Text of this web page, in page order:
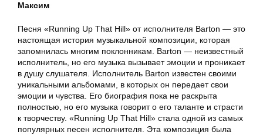
Максим
Песня «Running Up That Hill» от исполнителя Barton — это
настоящая история музыкальной композиции, которая
запомнилась многим поклонникам. Barton — неизвестный
исполнитель, но его музыка вызывает эмоции и проникает
в душу слушателя. Исполнитель Barton известен своими
уникальными альбомами, в которых он передает свои
эмоции и чувства. Его биография пока не раскрыта
полностью, но его музыка говорит о его таланте и страсти
к творчеству. «Running Up That Hill» стала одной из самых
популярных песен исполнителя. Эта композиция была